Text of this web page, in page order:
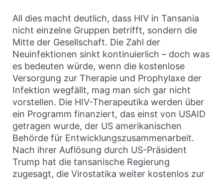
All dies macht deutlich, dass HIV in Tansania
nicht einzelne Gruppen betrifft, sondern die
Mitte der Gesellschaft. Die Zahl der
Neuinfektionen sinkt kontinuierlich – doch was
es bedeuten würde, wenn die kostenlose
Versorgung zur Therapie und Prophylaxe der
Infektion wegfällt, mag man sich gar nicht
vorstellen. Die HIV-Therapeutika werden über
ein Programm finanziert, das einst von USAID
getragen wurde, der US amerikanischen
Behörde für Entwicklungszusammenarbeit.
Nach ihrer Auflösung durch US-Präsident
Trump hat die tansanische Regierung
zugesagt, die Virostatika weiter kostenlos zur